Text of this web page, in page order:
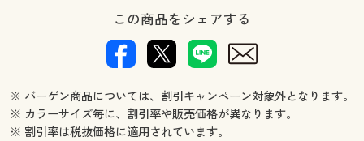
この商品をシェアする
※ バーゲン商品については、割引キャンペーン対象外となります。
※ カラーサイズ毎に、割引率や販売価格が異なります。
※ 割引率は税抜価格に適用されています。